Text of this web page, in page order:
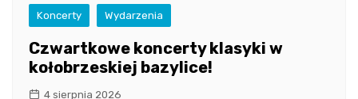
Koncerty Wydarzenia
Czwartkowe koncerty klasyki w
kołobrzeskiej bazylice!
4 sierpnia 2026